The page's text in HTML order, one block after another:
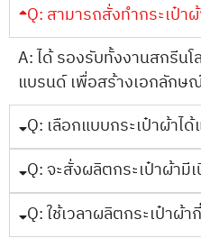
Q: สามารถสั่งทำกระเป๋า
A: ได้ รองรับทั้งงานสกรีนโ
แบรนด์ เพื่อสร้างเอกลักษ
Q: เลือกแบบกระเป๋าผ้าไ
Q: จะสั่งผลิตกระเป๋าผ้ามี
Q: ใช้เวลาผลิตกระเป๋าผ้า